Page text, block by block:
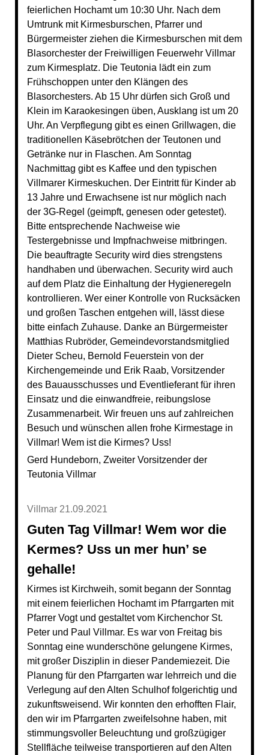
feierlichen Hochamt um 10:30 Uhr. Nach dem
Umtrunk mit Kirmesburschen, Pfarrer und
Bürgermeister ziehen die Kirmesburschen mit dem
Blasorchester der Freiwilligen Feuerwehr Villmar
zum Kirmesplatz. Die Teutonia lädt ein zum
Frühschoppen unter den Klängen des
Blasorchesters. Ab 15 Uhr dürfen sich Groß und
Klein im Karaokesingen üben, Ausklang ist um 20
Uhr. An Verpflegung gibt es einen Grillwagen, die
traditionellen Käsebrötchen der Teutonen und
Getränke nur in Flaschen. Am Sonntag
Nachmittag gibt es Kaffee und den typischen
Villmarer Kirmeskuchen. Der Eintritt für Kinder ab
13 Jahre und Erwachsene ist nur möglich nach
der 3G-Regel (geimpft, genesen oder getestet).
Bitte entsprechende Nachweise wie
Testergebnisse und Impfnachweise mitbringen.
Die beauftragte Security wird dies strengstens
handhaben und überwachen. Security wird auch
auf dem Platz die Einhaltung der Hygieneregeln
kontrollieren. Wer einer Kontrolle von Rucksäcken
und großen Taschen entgehen will, lässt diese
bitte einfach Zuhause. Danke an Bürgermeister
Matthias Rubröder, Gemeindevorstandsmitglied
Dieter Scheu, Bernold Feuerstein von der
Kirchengemeinde und Erik Raab, Vorsitzender
des Bauausschusses und Eventlieferant für ihren
Einsatz und die einwandfreie, reibungslose
Zusammenarbeit. Wir freuen uns auf zahlreichen
Besuch und wünschen allen frohe Kirmestage in
Villmar! Wem ist die Kirmes? Uss!
Gerd Hundeborn, Zweiter Vorsitzender der
Teutonia Villmar
Villmar 21.09.2021
Guten Tag Villmar! Wem wor die
Kermes? Uss un mer hun’ se
gehalle!
Kirmes ist Kirchweih, somit begann der Sonntag
mit einem feierlichen Hochamt im Pfarrgarten mit
Pfarrer Vogt und gestaltet vom Kirchenchor St.
Peter und Paul Villmar. Es war von Freitag bis
Sonntag eine wunderschöne gelungene Kirmes,
mit großer Disziplin in dieser Pandemiezeit. Die
Planung für den Pfarrgarten war lehrreich und die
Verlegung auf den Alten Schulhof folgerichtig und
zukunftsweisend. Wir konnten den erhofften Flair,
den wir im Pfarrgarten zweifelsohne haben, mit
stimmungsvoller Beleuchtung und großzügiger
Stellfläche teilweise transportieren auf den Alten